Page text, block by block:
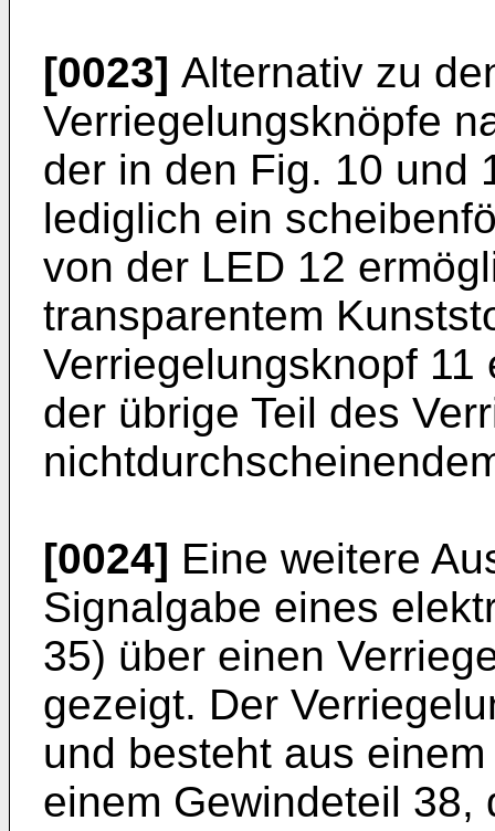
[0023] Alternativ zu
Verriegelungsknöpfe
der in den Fig. 10 und
lediglich ein
von der LED 12
transparentem
Verriegelungsknopf
der übrige Teil des
[0024] Eine weitere
Signalgabe eines
35) über einen
gezeigt. Der
und besteht aus
einem Gewindeteil 38,